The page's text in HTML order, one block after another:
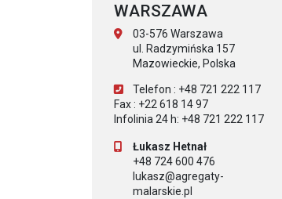
WARSZAWA
03-576 Warszawa
ul. Radzymińska 157
Mazowieckie, Polska
Telefon : +48 721 222 117
Fax : +22 618 14 97
Infolinia 24 h: +48 721 222 117
Łukasz Hetnał
+48 724 600 476
lukasz@agregaty-
malarskie.pl